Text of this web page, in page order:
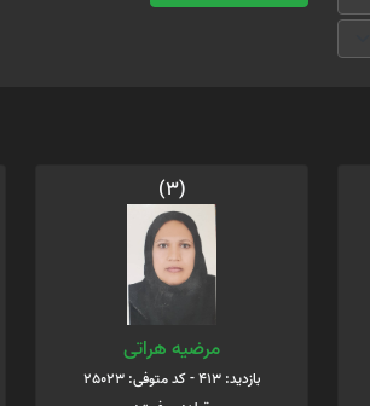
(3)
مرضیه هراتی
بازدید: 413 - کد متوفی: 25023